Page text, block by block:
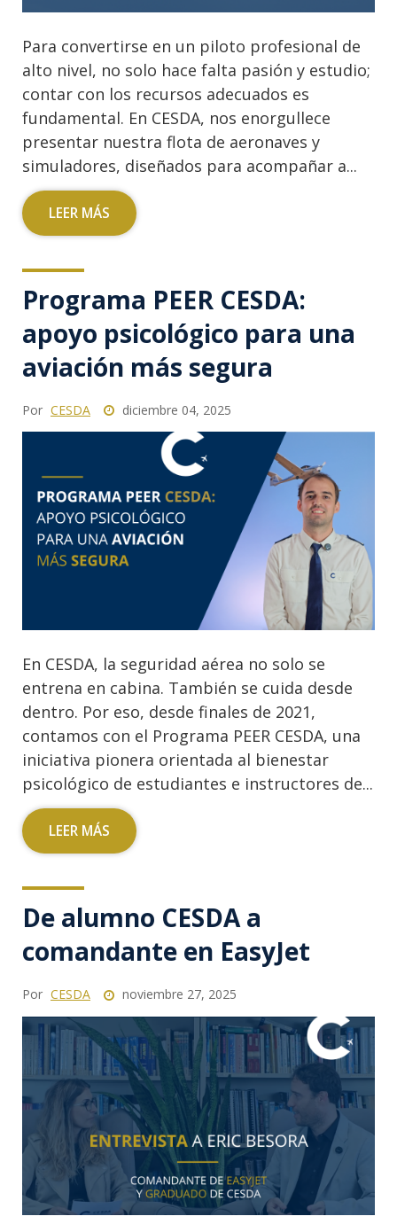
Para convertirse en un piloto profesional de
alto nivel, no solo hace falta pasión y estudio;
contar con los recursos adecuados es
fundamental. En CESDA, nos enorgullece
presentar nuestra flota de aeronaves y
simuladores, diseñados para acompañar a...
LEER MÁS
Programa PEER CESDA:
apoyo psicológico para una
aviación más segura
Por CESDA diciembre 04, 2025
En CESDA, la seguridad aérea no solo se
entrena en cabina. También se cuida desde
dentro. Por eso, desde finales de 2021,
contamos con el Programa PEER CESDA, una
iniciativa pionera orientada al bienestar
psicológico de estudiantes e instructores de...
LEER MÁS
De alumno CESDA a
comandante en EasyJet
Por CESDA noviembre 27, 2025